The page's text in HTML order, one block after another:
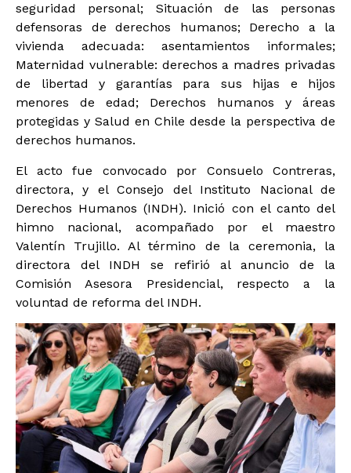
seguridad personal; Situación de las personas
defensoras de derechos humanos; Derecho a la
vivienda adecuada: asentamientos informales;
Maternidad vulnerable: derechos a madres privadas
de libertad y garantías para sus hijas e hijos
menores de edad; Derechos humanos y áreas
protegidas y Salud en Chile desde la perspectiva de
derechos humanos.
El acto fue convocado por Consuelo Contreras,
directora, y el Consejo del Instituto Nacional de
Derechos Humanos (INDH). Inició con el canto del
himno nacional, acompañado por el maestro
Valentín Trujillo. Al término de la ceremonia, la
directora del INDH se refirió al anuncio de la
Comisión Asesora Presidencial, respecto a la
voluntad de reforma del INDH.